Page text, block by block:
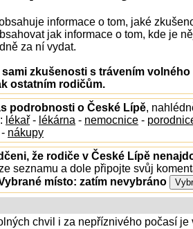
informace o tom, jaké
jak informace o tom, kde je
za ní vydat.
sami zkušenosti s trávením
ostatním rodičům.
podrobnosti o České Lípě,
lékař - lékárna - nemocnice -
- nákupy
že rodiče v České Lípě
seznamu a dole připojte svůj
místo: zatím nevybráno
chvil i za nepříznivého počasí